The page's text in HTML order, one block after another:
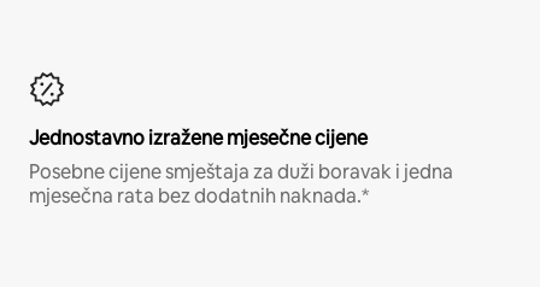
Jednostavno izražene mjesečne cijene
Posebne cijene smještaja za duži boravak i jedna
mjesečna rata bez dodatnih naknada.*